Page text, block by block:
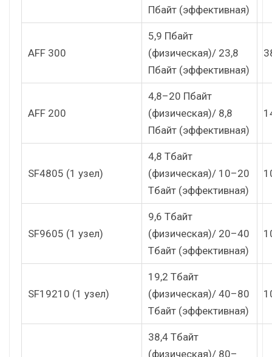
Пбайт (эффективная)
AFF 300
5,9 Пбайт
(физическая)/ 23,8
Пбайт (эффективная)
AFF 200
4,8–20 Пбайт
(физическая)/ 8,8
Пбайт (эффективная)
SF4805 (1 узел)
4,8 Тбайт
(физическая)/ 10–20
Тбайт (эффективная)
SF9605 (1 узел)
9,6 Тбайт
(физическая)/ 20–40
Тбайт (эффективная)
SF19210 (1 узел)
19,2 Тбайт
(физическая)/ 40–80
Тбайт (эффективная)
38,4 Тбайт
(физическая)/ 80–